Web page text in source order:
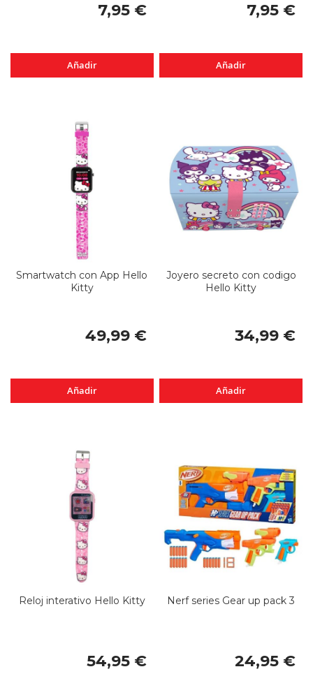
7,95 €
Añadir
7,95 €
Añadir
Smartwatch con App Hello
Kitty
49,99 €
Añadir
Joyero secreto con codigo
Hello Kitty
34,99 €
Añadir
Reloj interativo Hello Kitty
54,95 €
Nerf series Gear up pack 3
24,95 €